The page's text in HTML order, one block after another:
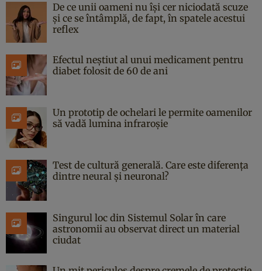
De ce unii oameni nu își cer niciodată scuze
și ce se întâmplă, de fapt, în spatele acestui
reflex
Efectul neștiut al unui medicament pentru
diabet folosit de 60 de ani
Un prototip de ochelari le permite oamenilor
să vadă lumina infraroșie
Test de cultură generală. Care este diferența
dintre neural și neuronal?
Singurul loc din Sistemul Solar în care
astronomii au observat direct un material
ciudat